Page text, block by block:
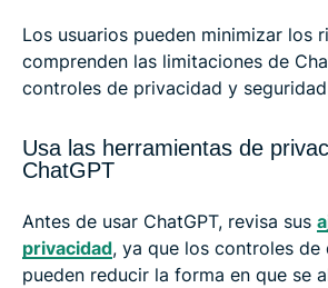
Los usuarios pueden minimizar los
comprenden las limitaciones de
controles de privacidad y
Usa las herramientas de
ChatGPT
Antes de usar ChatGPT, revisa sus
privacidad, ya que los controles
pueden reducir la forma en que se